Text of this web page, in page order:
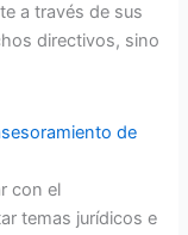
a través de sus
directivos, sino
de
con el
temas jurídicos e